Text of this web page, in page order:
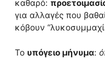
καθαρό:
για αλλαγές που
κόβουν
Το υπόγειο μήνυμα: